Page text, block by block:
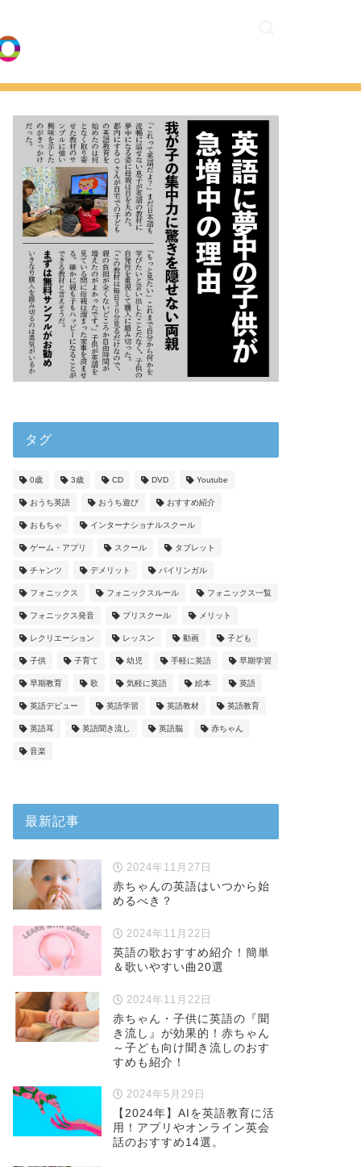
タグ
0歳 3歳 CD DVD Youtube
おうち英語 おうち遊び おすすめ紹介
おもちゃ インターナショナルスクール
ゲーム・アプリ スクール タブレット
チャンツ デメリット バイリンガル
フォニックス フォニックスルール フォニックス一覧
フォニックス発音 プリスクール メリット
レクリエーション レッスン 動画 子ども
子供 子育て 幼児 手軽に英語 早期学習
早期教育 歌 気軽に英語 絵本 英語
英語デビュー 英語学習 英語教材 英語教育
英語耳 英語聞き流し 英語脳 赤ちゃん
音楽
最新記事
2024年11月27日
赤ちゃんの英語はいつから始
めるべき？
2024年11月22日
英語の歌おすすめ紹介！簡単
＆歌いやすい曲20選
2024年11月22日
赤ちゃん・子供に英語の『聞
き流し』が効果的！赤ちゃん
～子ども向け聞き流しのおす
すめも紹介！
2024年5月29日
【2024年】AIを英語教育に活
用！アプリやオンライン英会
話のおすすめ14選。